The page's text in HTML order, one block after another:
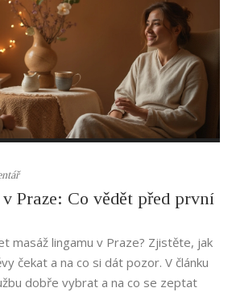
Praze: Co vědět před první
masáž lingamu v Praze? Zjistěte, jak
čekat a na co si dát pozor. V článku
dobře vybrat a na co se zeptat